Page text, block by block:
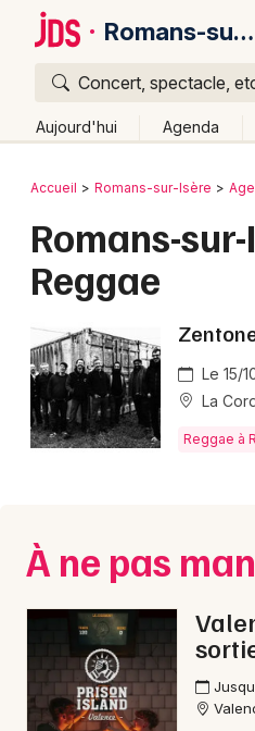
Romans-sur-Isère
Concert, spectacle,
Aujourd'hui Agenda
Publier un événement
Grands événements
Activité & Expérience
Manifestations
Concerts
Sports
Soirées
Bordeaux
Colmar
Lyon
Marseille
Mulhouse
Nantes
Strasbourg
Toulouse
Retour
Accueil Romans-sur-Isère
Romans-
Reggae
Le 15/
La
Reggae à
À ne pas
Quoi ?
Où ?
Rhône-Alpes
Partout
Quand ?
Aujourd'hui
Demain Ce